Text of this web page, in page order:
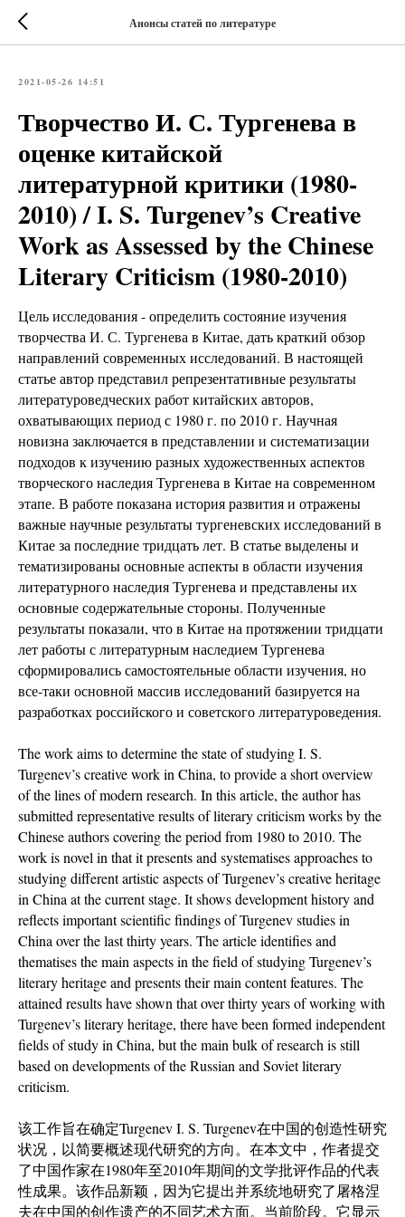
Анонсы статей по литературе
2021-05-26 14:51
Творчество И. С. Тургенева в
оценке китайской
литературной критики (1980-
2010) / I. S. Turgenev’s Creative
Work as Assessed by the Chinese
Literary Criticism (1980-2010)
Цель исследования - определить состояние изучения
творчества И. С. Тургенева в Китае, дать краткий обзор
направлений современных исследований. В настоящей
статье автор представил репрезентативные результаты
литературоведческих работ китайских авторов,
охватывающих период с 1980 г. по 2010 г. Научная
новизна заключается в представлении и систематизации
подходов к изучению разных художественных аспектов
творческого наследия Тургенева в Китае на современном
этапе. В работе показана история развития и отражены
важные научные результаты тургеневских исследований в
Китае за последние тридцать лет. В статье выделены и
тематизированы основные аспекты в области изучения
литературного наследия Тургенева и представлены их
основные содержательные стороны. Полученные
результаты показали, что в Китае на протяжении тридцати
лет работы с литературным наследием Тургенева
сформировались самостоятельные области изучения, но
все-таки основной массив исследований базируется на
разработках российского и советского литературоведения.
The work aims to determine the state of studying I. S.
Turgenev’s creative work in China, to provide a short overview
of the lines of modern research. In this article, the author has
submitted representative results of literary criticism works by the
Chinese authors covering the period from 1980 to 2010. The
work is novel in that it presents and systematises approaches to
studying different artistic aspects of Turgenev’s creative heritage
in China at the current stage. It shows development history and
reflects important scientific findings of Turgenev studies in
China over the last thirty years. The article identifies and
thematises the main aspects in the field of studying Turgenev’s
literary heritage and presents their main content features. The
attained results have shown that over thirty years of working with
Turgenev’s literary heritage, there have been formed independent
fields of study in China, but the main bulk of research is still
based on developments of the Russian and Soviet literary
criticism.
该工作旨在确定Turgenev I. S. Turgenev在中国的创造性研究
状况，以简要概述现代研究的方向。在本文中，作者提交
了中国作家在1980年至2010年期间的文学批评作品的代表
性成果。该作品新颖，因为它提出并系统地研究了屠格涅
夫在中国的创作遗产的不同艺术方面。当前阶段。它显示